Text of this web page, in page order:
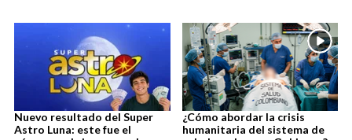
Nuevo resultado del Super
Astro Luna: este fue el
¿Cómo abordar la crisis
humanitaria del sistema de